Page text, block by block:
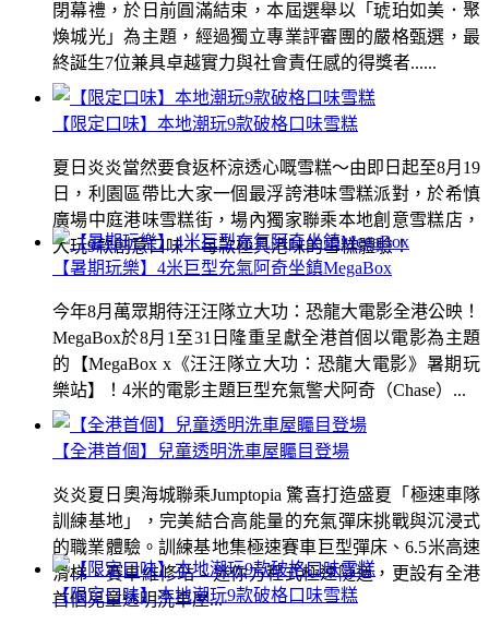
【限定口味】本地潮玩9款破格口味雪糕
夏日炎炎當然要食返杯涼透心嘅雪糕～由即日起至8月19
日，利園區帶比大家一個最浮誇港味雪糕派對，於希慎
廣場中庭港味雪糕街，場內獨家聯乘本地創意雪糕店，
大玩9款創意口味！每款極具港味的雪糕體驗！
【全港首個】兒童透明洗車屋矚目登場
炎炎夏日奧海城聯乘Jumptopia 驚喜打造盛夏「極速車隊
訓練基地」，完美結合高能量的充氣彈床挑戰與沉浸式
的職業體驗。訓練基地集極速賽車巨型彈床、6.5米高速
滑梯、賽車維修站、迷你方程式極速隧道，更設有全港
首個兒童透明洗車屋...
閉幕禮，於日前圓滿結束，本屆選舉以「琥珀如美．聚
煥城光」為主題，經過獨立專業評審團的嚴格甄選，最
終誕生7位兼具卓越實力與社會責任感的得獎者......
【暑期玩樂】4米巨型充氣阿奇坐鎮MegaBox
今年8月萬眾期待汪汪隊立大功：恐龍大電影全港公映！
MegaBox於8月1至31日隆重呈獻全港首個以電影為主題
的【MegaBox x《汪汪隊立大功：恐龍大電影》暑期玩
樂站】！4米的電影主題巨型充氣警犬阿奇（Chase）...
【限定口味】本地潮玩9款破格口味雪糕